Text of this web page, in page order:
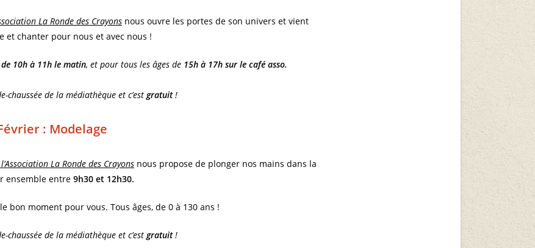
La Ronde des Crayons nous ouvre les portes de son univers et vient
et chanter pour nous et avec nous !
de 10h à 11h le matin, et pour tous les âges de 15h à 17h sur le café asso.
chaussée de la médiathèque et c’est gratuit!
: Modelage
La Ronde des Crayons nous propose de plonger nos mains dans la
ensemble entre 9h30 et 12h30.
bon moment pour vous. Tous âges, de 0 à 130 ans !
chaussée de la médiathèque et c’est gratuit!